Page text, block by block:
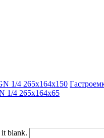
1/4 265х164х150
1/4 265х164х65
it blank.